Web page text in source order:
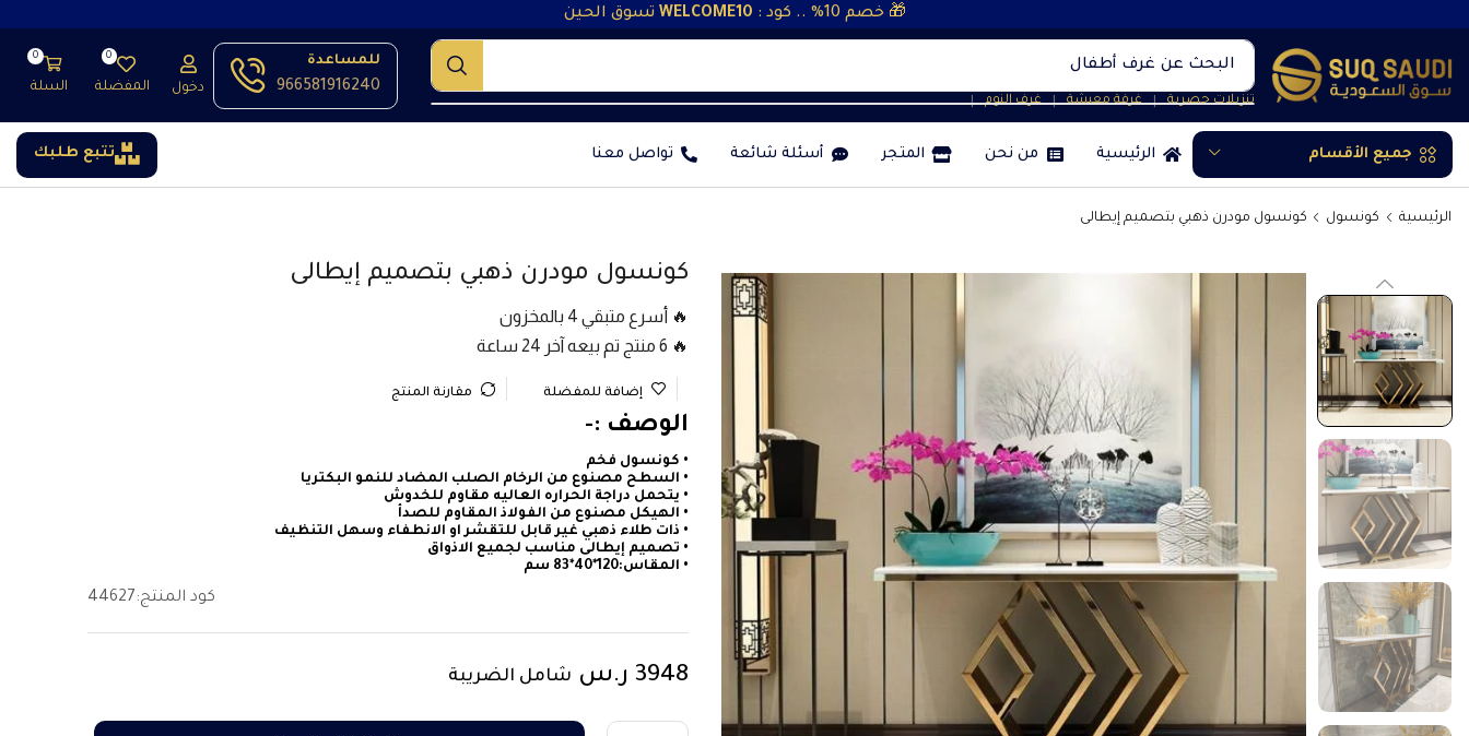
🎁 خصم 10% .. كود : WELCOME10 تسوق الحين
البحث عن غرف أطفال
تنزيلات حصرية ❘ غرفة معيشة ❘ غرف النوم ❘
للمساعدة
966581916240 دخول
0
المفضلة
0
السلة
جميع الأقسام الرئيسية من نحن المتجر أسئلة شائعة تواصل معنا تتبع طلبك
الرئيسية كونسول كونسول مودرن ذهبي بتصميم إيطالى
كونسول مودرن ذهبي بتصميم إيطالى
🔥 أسرع متبقي 4 بالمخزون
🔥 6 منتج تم بيعه آخر 24 ساعة
إضافة للمفضلة مقارنة المنتج
الوصف :-
• كونسول فخم
• السطح مصنوع من الرخام الصلب المضاد للنمو البكتريا
• يتحمل دراجة الحراره العاليه مقاوم للخدوش
• الهيكل مصنوع من الفولاذ المقاوم للصدأ
• ذات طلاء ذهبي غير قابل للتقشر او الانطفاء وسهل التنظيف
• تصميم إيطالى مناسب لجميع الاذواق
• المقاس:120*40*83 سم
كود المنتج:44627
3948 ر.س شامل الضريبة